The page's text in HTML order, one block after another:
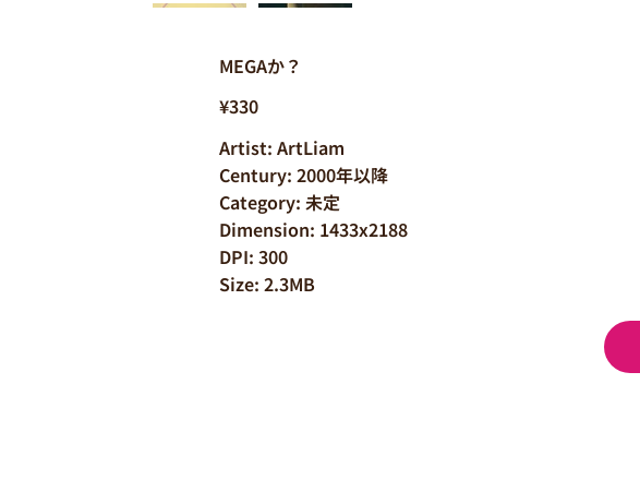
¥330
Artist: ArtLiam
Century: 2000年以降
Category: 未定
Dimension: 1433x2188
DPI: 300
Size: 2.3MB
MEGAか？